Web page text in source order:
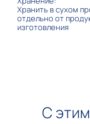
Хранить в сухом
отдельно от
изготовления
С